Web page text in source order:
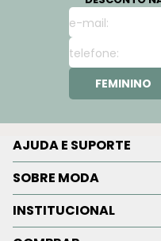
FEMININO
AJUDA E SUPORTE
SOBRE MODA
INSTITUCIONAL